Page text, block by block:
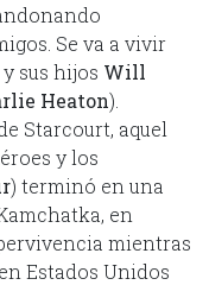
Se va a vivir
y sus hijos Will
Heaton).
Starcourt, aquel
y los
) terminó en una
en
mientras
Estados Unidos